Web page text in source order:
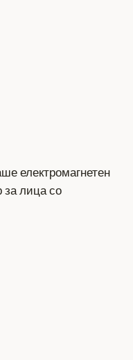
електромагнетен
за лица со